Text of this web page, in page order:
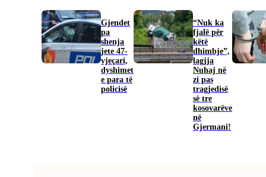
Gjendet
pa
shenja
jete 47-
vjeçari,
dyshimet
e para të
policisë
“Nuk ka
fjalë për
këtë
dhimbje”,
lagjja
Nuhaj në
zi pas
tragjedisë
së tre
kosovarëve
në
Gjermani!